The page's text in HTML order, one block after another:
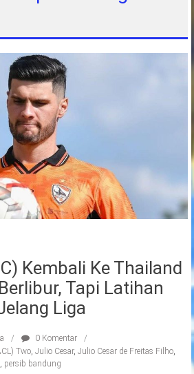
Kembali Ke Thailand
Tapi Latihan
Liga
0 Komentar
Two, Julio Cesar, Julio Cesar de Freitas Filho,
persib bandung